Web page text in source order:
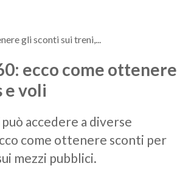
gli sconti sui treni,...
ecco come ottenere
e voli
accedere a diverse
come ottenere sconti per
mezzi pubblici.